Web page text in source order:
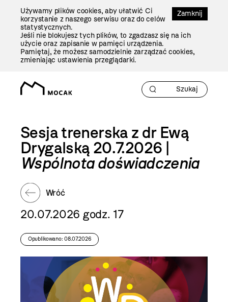
Zamknij
Używamy plików cookies, aby ułatwić Ci
korzystanie z naszego serwisu oraz do celów
statystycznych.
Jeśli nie blokujesz tych plików, to zgadzasz się na ich
użycie oraz zapisanie w pamięci urządzenia.
Pamiętaj, że możesz samodzielnie zarządzać cookies,
zmieniając ustawienia przeglądarki.
Sesja trenerska z dr Ewą
Drygalską 20.7.2026 |
Wspólnota doświadczenia
Wróć
20.07.2026 godz. 17
Opublikowano: 08.07.2026